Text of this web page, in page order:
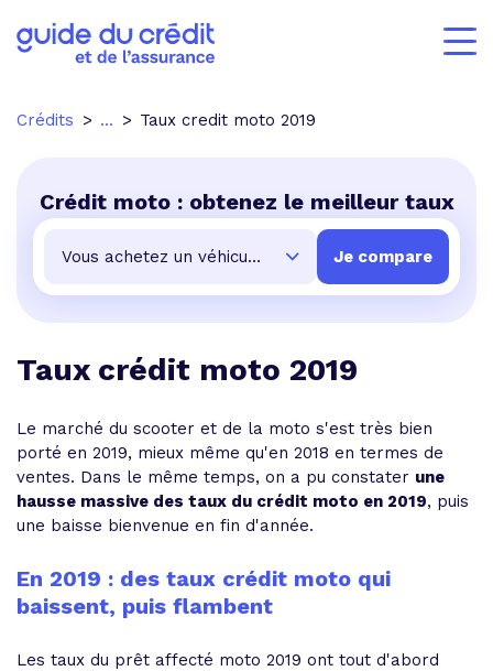
Crédits ... Taux credit moto 2019
Crédit moto : obtenez le meilleur taux
Taux crédit moto 2019
Le marché du scooter et de la moto s'est très bien
porté en 2019, mieux même qu'en 2018 en termes de
ventes. Dans le même temps, on a pu constater une
hausse massive des taux du crédit moto en 2019, puis
une baisse bienvenue en fin d'année.
En 2019 : des taux crédit moto qui
baissent, puis flambent
Les taux du prêt affecté moto 2019 ont tout d'abord